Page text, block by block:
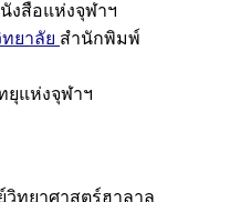
งสือแห่งจุฬาฯ
ยาลัย สำนักพิมพ์
ยุแห่งจุฬาฯ
วิทยาศาสตร์ฮาลาล